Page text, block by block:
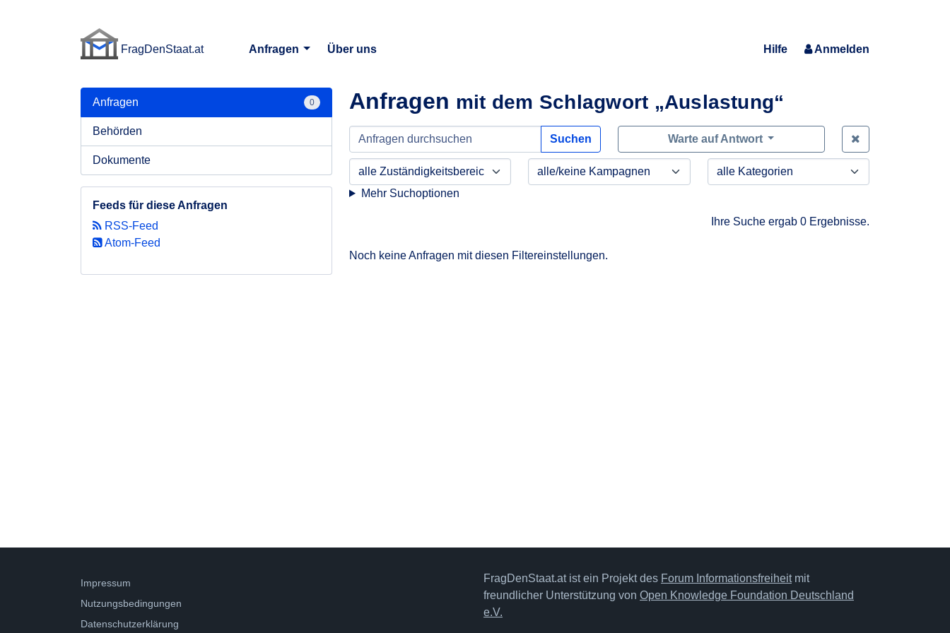
FragDenStaat.at
Anfragen
Über uns Hilfe Anmelden
Anfragen mit dem Schlagwort „Auslastung“
Suchen Warte auf Antwort
Mehr Suchoptionen
Ihre Suche ergab 0 Ergebnisse.
Noch keine Anfragen mit diesen Filtereinstellungen.
Anfragen 0
Behörden
Dokumente
Feeds für diese Anfragen
RSS-Feed
Atom-Feed
Impressum
Nutzungsbedingungen
Datenschutzerklärung
FragDenStaat.at ist ein Projekt des Forum Informationsfreiheitmit
freundlicher Unterstützung von Open Knowledge Foundation Deutschland
e.V.